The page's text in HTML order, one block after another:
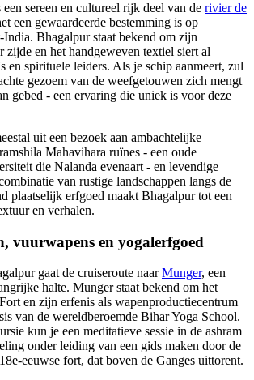
sereen en cultureel rijk deel van de rivier de
een gewaardeerde bestemming is op
Bhagalpur staat bekend om zijn
zijde en het handgeweven textiel siert al
en spirituele leiders. Als je schip aanmeert, zul
gezoem van de weefgetouwen zich mengt
gebed - een ervaring die uniek is voor deze
uit een bezoek aan ambachtelijke
Mahavihara ruïnes - een oude
die Nalanda evenaart - en levendige
van rustige landschappen langs de
plaatselijk erfgoed maakt Bhagalpur tot een
en verhalen.
vuurwapens en yogalerfgoed
gaat de cruiseroute naarMunger, een
halte. Munger staat bekend om het
en zijn erfenis als wapenproductiecentrum
van de wereldberoemde Bihar Yoga School.
kun je een meditatieve sessie in de ashram
onder leiding van een gids maken door de
eeuwse fort, dat boven de Ganges uittorent.